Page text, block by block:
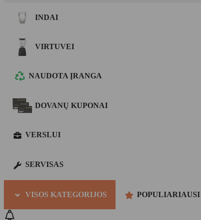
INDAI
VIRTUVEI
NAUDOTA ĮRANGA
DOVANŲ KUPONAI
VERSLUI
SERVISAS
VISOS KATEGORIJOS POPULIARIAUSI